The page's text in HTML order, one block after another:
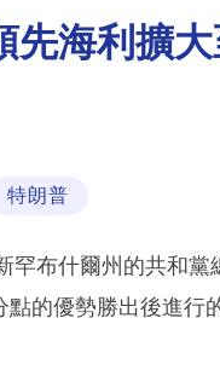
先海利擴
特朗普
罕布什爾州的共和
的優勢勝出後進行的